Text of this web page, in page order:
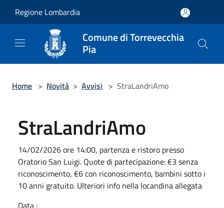
Regione Lombardia
Comune di Torrevecchia
Pia
Home > Novità > Avvisi > StraLandriAmo
StraLandriAmo
14/02/2026 ore 14:00, partenza e ristoro presso
Oratorio San Luigi. Quote di partecipazione: €3 senza
riconoscimento, €6 con riconoscimento, bambini sotto i
10 anni gratuito. Ulteriori info nella locandina allegata
Data :